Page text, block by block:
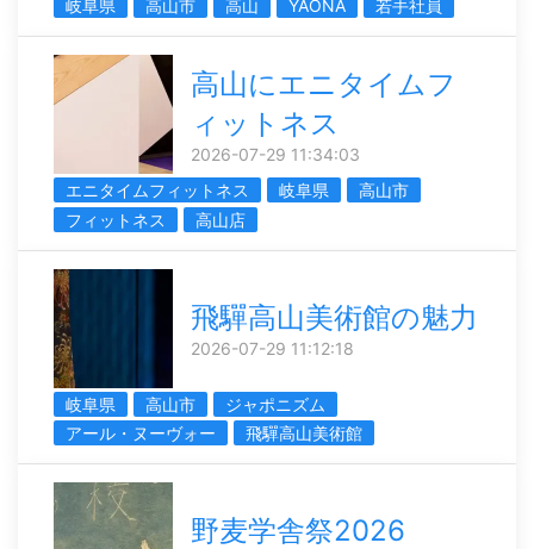
岐阜県 高山市 高山 YAONA 若手社員
高山にエニタイムフ
ィットネス
2026-07-29 11:34:03
エニタイムフィットネス
岐阜県
高山市
フィットネス
高山店
飛驒高山美術館の魅力
2026-07-29 11:12:18
岐阜県 高山市
ジャポニズム
アール・ヌーヴォー
飛驒高山美術館
野麦学舎祭2026